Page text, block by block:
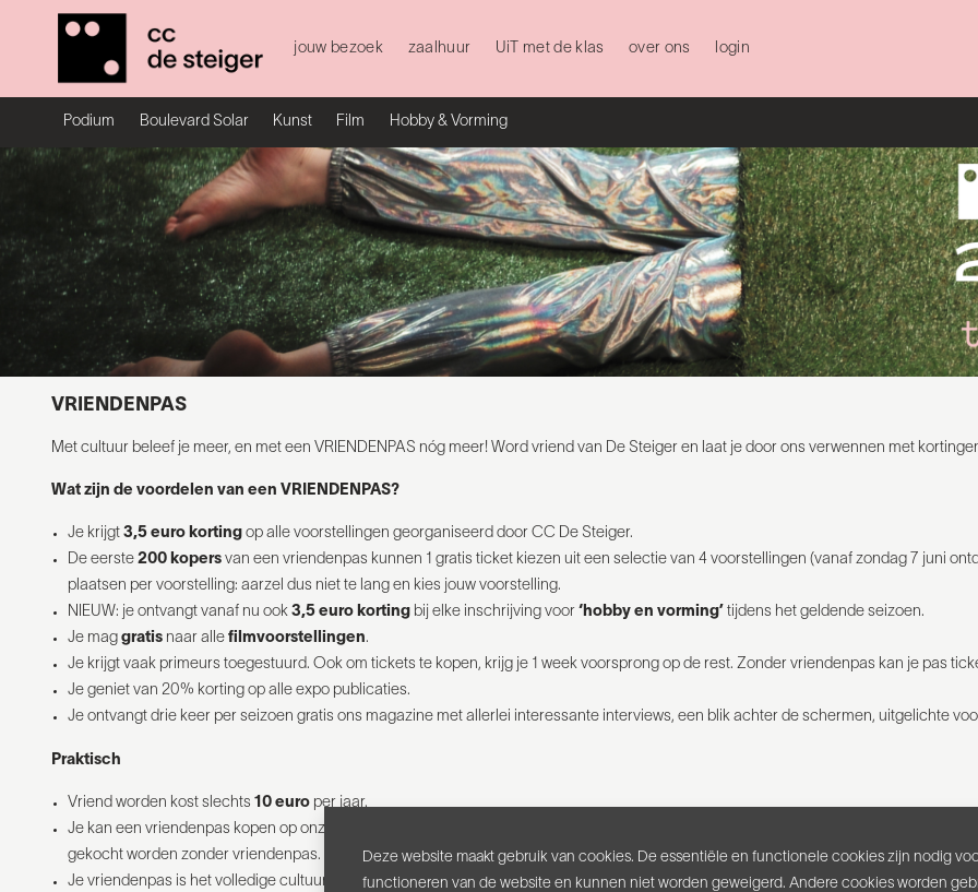
jouw bezoek zaalhuur UiT met de klas over ons login
Podium Boulevard Solar Kunst Film Hobby & Vorming
VRIENDENPAS
Met cultuur beleef je meer, en met een VRIENDENPAS nóg meer! Word vriend van De Steiger en laat je door ons verwennen met
Wat zijn de voordelen van een VRIENDENPAS?
Je krijgt 3,5 euro korting op alle voorstellingen georganiseerd door CC De Steiger.
De eerste 200 kopers van een vriendenpas kunnen 1 gratis ticket kiezen uit een selectie van 4 voorstellingen (vanaf zondag 7 juni
plaatsen per voorstelling: aarzel dus niet te lang en kies jouw voorstelling.
NIEUW: je ontvangt vanaf nu ook 3,5 euro korting bij elke inschrijving voor ‘hobby en vorming’ tijdens het geldende seizoen.
Je mag gratis naar alle filmvoorstellingen.
Je krijgt vaak primeurs toegestuurd. Ook om tickets te kopen, krijg je 1 week voorsprong op de rest. Zonder vriendenpas kan je pas
Je geniet van 20% korting op alle expo publicaties.
Je ontvangt drie keer per seizoen gratis ons magazine met allerlei interessante interviews, een blik achter de schermen, uitgelichte
Praktisch
Vriend worden kost slechts 10 euro per jaar.
Je kan een vriendenpas kopen op onze
gekocht worden zonder vriendenpas.
Je vriendenpas is het volledige cultuurseizoen geldig (tot eind juni).
Deze website maakt gebruik van cookies. De essentiële en functionele cookies zijn nodig
functioneren van de website en kunnen niet worden geweigerd. Andere cookies worden